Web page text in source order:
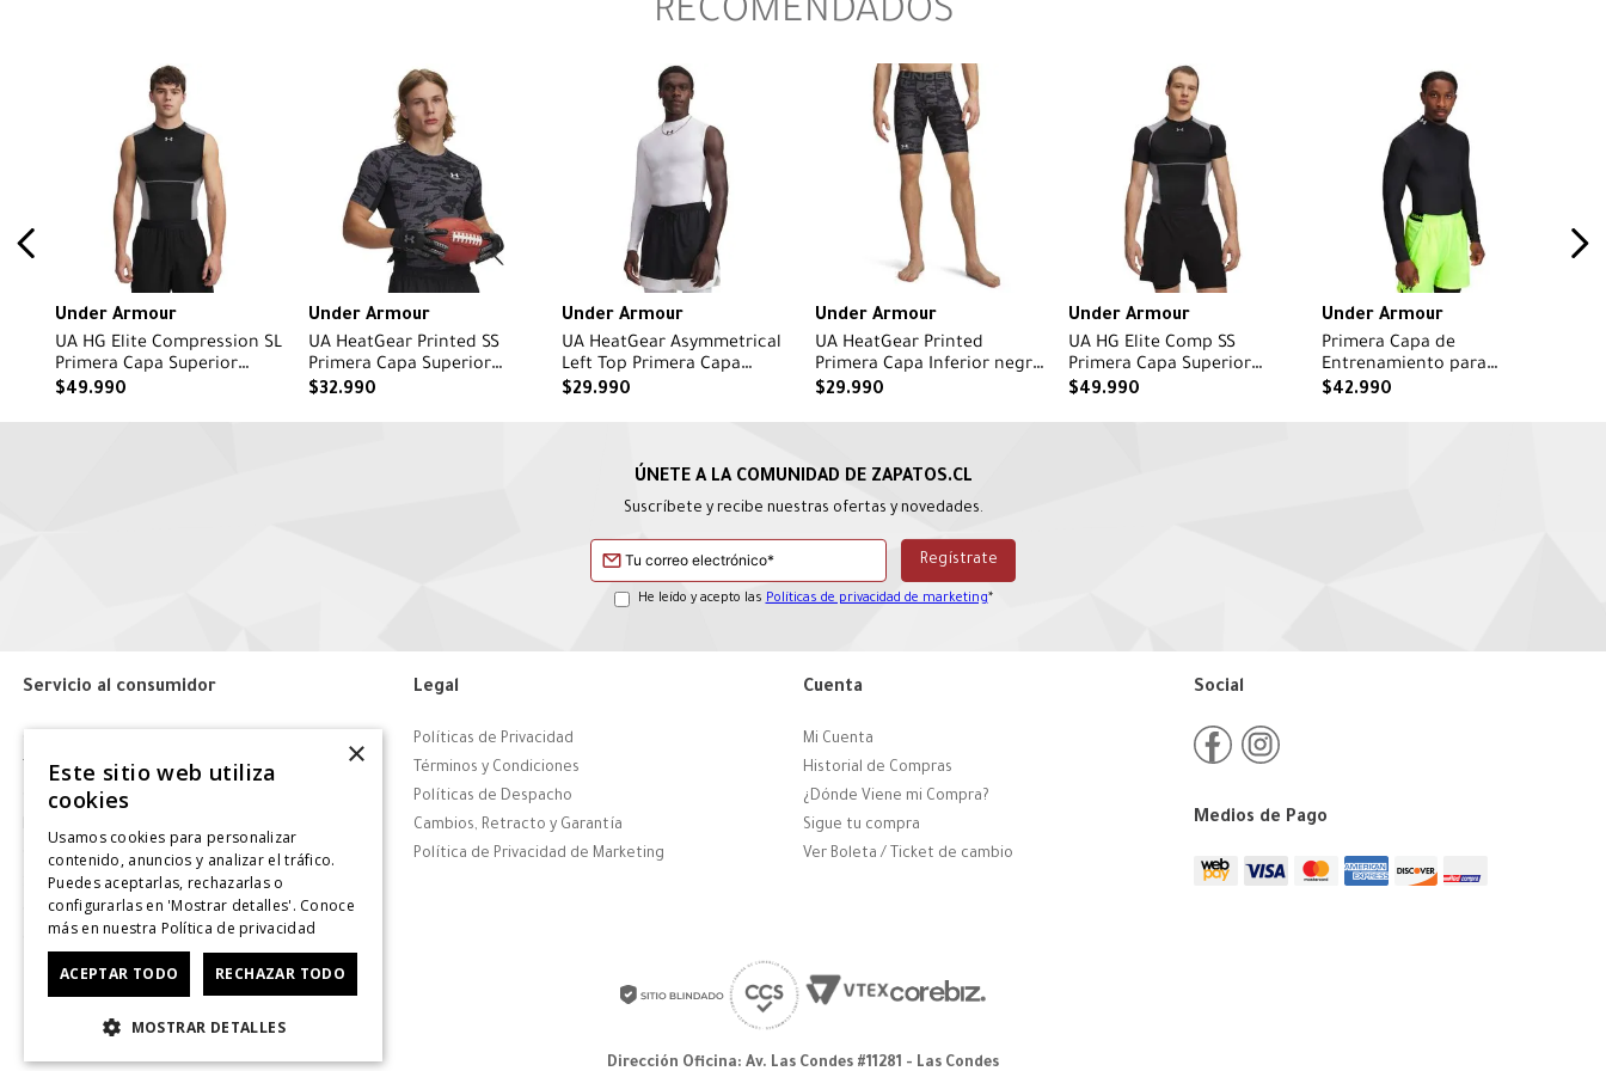
RECOMENDADOS
Under Armour
UA HG Elite Compression SL
Primera Capa Superior
negra para hombre
$49.990
Under Armour
UA HeatGear Printed SS
Primera Capa Superior
negro para hombre
$32.990
Under Armour
UA HeatGear Asymmetrical
Left Top Primera Capa
Superior blanco para
$29.990
Under Armour
UA HeatGear Printed
Primera Capa Inferior negro
para hombre
$29.990
Under Armour
UA HG Elite Comp SS
Primera Capa Superior
negro para hombre
$49.990
Under Armour
Primera Capa de
Entrenamiento para
Hombre HG Mock Negro
$42.990
Suscríbete y recibe nuestras ofertas y novedades.
He leído y acepto las Políticas de privacidad de marketing*
Servicio al consumidor
Tiendas
Contáctanos
Giftcard
Solicitar Factura
CyberDay
Legal
Políticas de Privacidad
Términos y Condiciones
Políticas de Despacho
Cambios, Retracto y Garantía
Política de Privacidad de Marketing
Cuenta
Mi Cuenta
Historial de Compras
¿Dónde Viene mi Compra?
Sigue tu compra
Ver Boleta / Ticket de cambio
Social
Medios de Pago
Dirección Oficina: Av. Las Condes #11281 - Las Condes
×
Este sitio web utiliza
cookies
Usamos cookies para personalizar
contenido, anuncios y analizar el tráfico.
Puedes aceptarlas, rechazarlas o
configurarlas en 'Mostrar detalles'. Conoce
más en nuestra Política de privacidad
ACEPTAR TODO RECHAZAR TODO
MOSTRAR DETALLES